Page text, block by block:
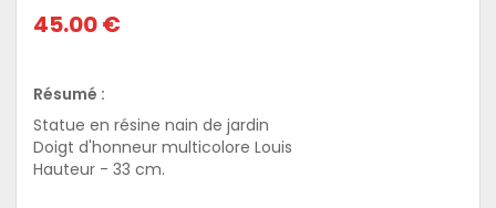
45.00 €
Résumé :
Statue en résine nain de jardin
Doigt d'honneur multicolore Louis
Hauteur - 33 cm.